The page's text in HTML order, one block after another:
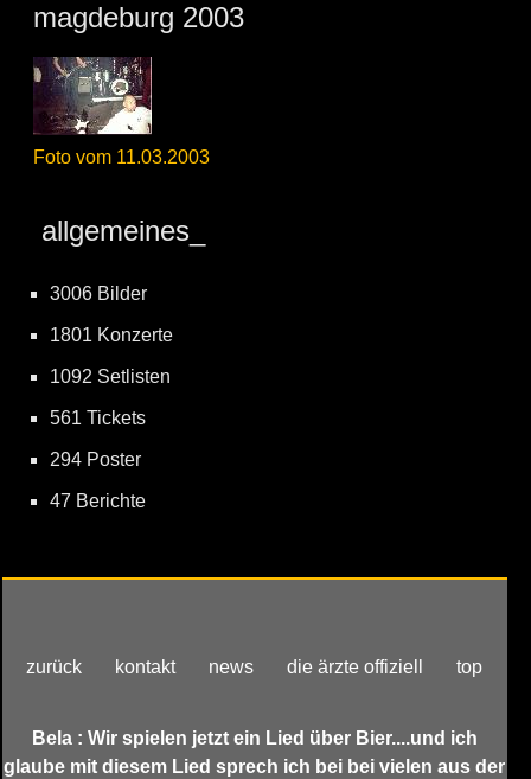
magdeburg 2003
Foto vom 11.03.2003
allgemeines_
3006 Bilder
1801 Konzerte
1092 Setlisten
561 Tickets
294 Poster
47 Berichte
zurück kontakt news die ärzte offiziell top
Bela : Wir spielen jetzt ein Lied über Bier....und ich
glaube mit diesem Lied sprech ich bei bei vielen aus der